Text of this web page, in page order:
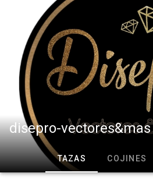
disepro-vectores&mas
TAZAS COJINES